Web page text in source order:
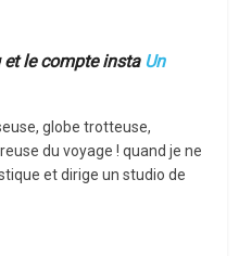
et le compte insta Un
globe trotteuse,
du voyage ! quand je ne
et dirige un studio de